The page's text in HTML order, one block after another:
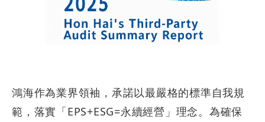
鴻海作為業界領袖，承諾以最嚴格的標準自我規
範，落實「EPS+ESG=永續經營」理念。為確保